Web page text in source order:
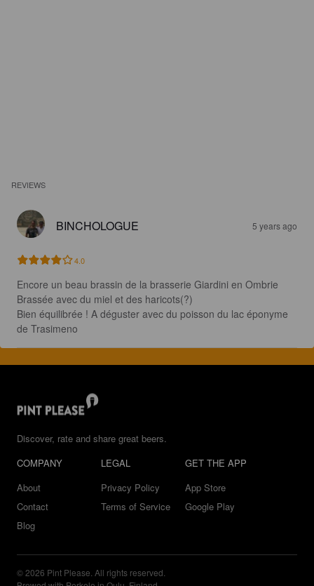
REVIEWS
BINCHOLOGUE 5 years ago
4.0
Encore un beau brassin de la brasserie Giardini en Ombrie
Brassée avec du miel et des haricots(?)
Bien équilibrée ! A déguster avec du poisson du lac éponyme
de Trasimeno
Discover, rate and share great beers.
COMPANY
About
Contact
Blog
LEGAL
Privacy Policy
Terms of Service
GET THE APP
App Store
Google Play
© 2026 Pint Please. All rights reserved.